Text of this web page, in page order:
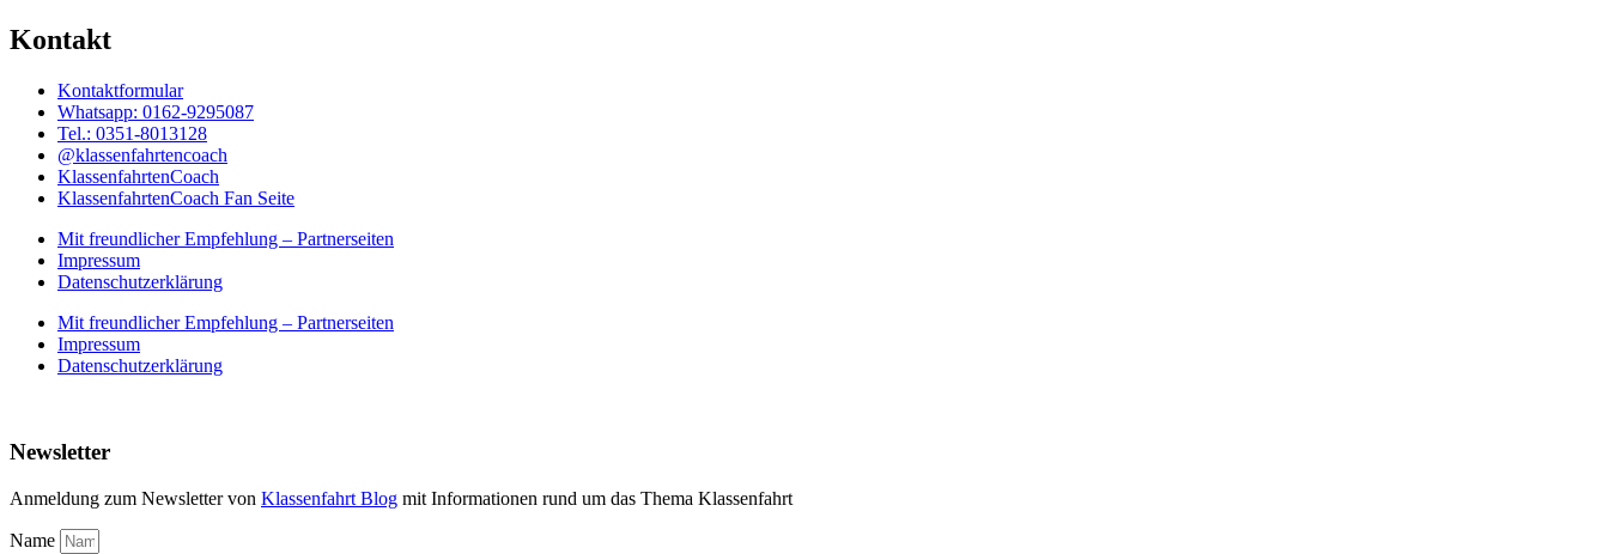
Kontakt
Kontaktformular
Whatsapp: 0162-9295087
Tel.: 0351-8013128
@klassenfahrtencoach
KlassenfahrtenCoach
KlassenfahrtenCoach Fan Seite
Mit freundlicher Empfehlung – Partnerseiten
Impressum
Datenschutzerklärung
Mit freundlicher Empfehlung – Partnerseiten
Impressum
Datenschutzerklärung
Newsletter
Anmeldung zum Newsletter von Klassenfahrt Blog mit Informationen rund um das Thema Klassenfahrt
Name